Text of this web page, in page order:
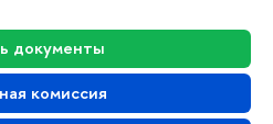
документы
комиссия